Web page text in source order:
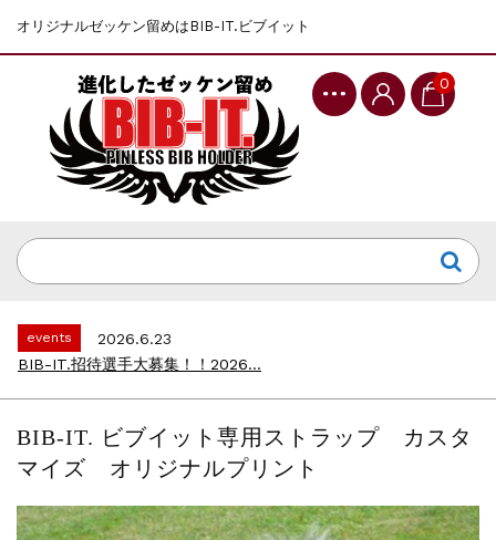
オリジナルゼッケン留めはBIB-IT.ビブイット
0
第46回 丹波篠山ABCマラソン...
events
2026.7.8
events
2026.6.23
BIB-IT.招待選手大募集！！2026...
events
2026.2.2
仙台国際ハーフマラソン2026 大会オリ...
第46回 丹波篠山ABCマラソン...
BIB-IT. ビブイット専用ストラップ カスタ
マイズ オリジナルプリント